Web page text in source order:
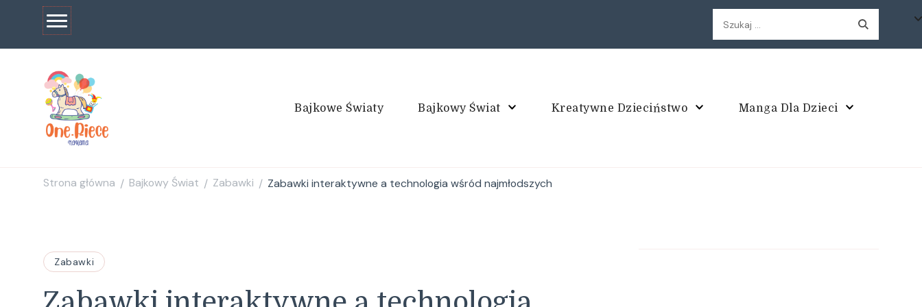
Szukaj:
Bajkowe Światy Bajkowy Świat Kreatywne Dzieciństwo Manga Dla Dzieci
Strona główna / Bajkowy Świat / Zabawki / Zabawki interaktywne a technologia wśród najmłodszych
Zabawki